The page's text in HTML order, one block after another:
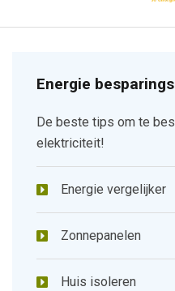
Energie
De beste tips om te
elektriciteit!
Energie vergelijker
Zonnepanelen
Huis isoleren